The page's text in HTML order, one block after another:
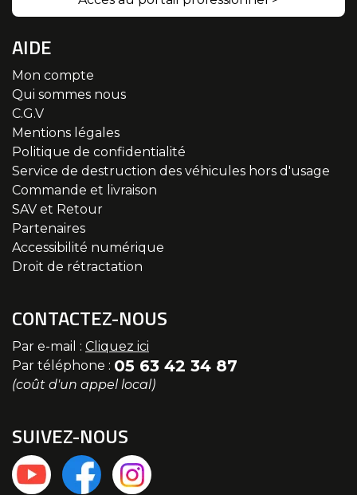
AIDE
Mon compte
Qui sommes nous
C.G.V
Mentions légales
Politique de confidentialité
Service de destruction des véhicules hors d'usage
Commande et livraison
SAV et Retour
Partenaires
Accessibilité numérique
Droit de rétractation
CONTACTEZ-NOUS
Par e-mail : Cliquez ici
Par téléphone : 05 63 42 34 87
(coût d'un appel local)
SUIVEZ-NOUS